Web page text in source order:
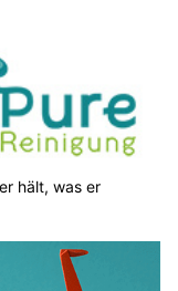
hält, was er